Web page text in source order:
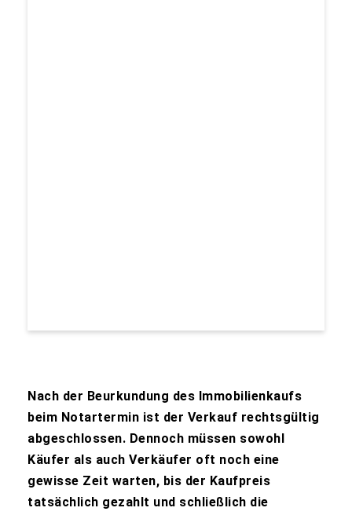
Nach der Beurkundung des Immobilienkaufs
beim Notartermin ist der Verkauf rechtsgültig
abgeschlossen. Dennoch müssen sowohl
Käufer als auch Verkäufer oft noch eine
gewisse Zeit warten, bis der Kaufpreis
tatsächlich gezahlt und schließlich die